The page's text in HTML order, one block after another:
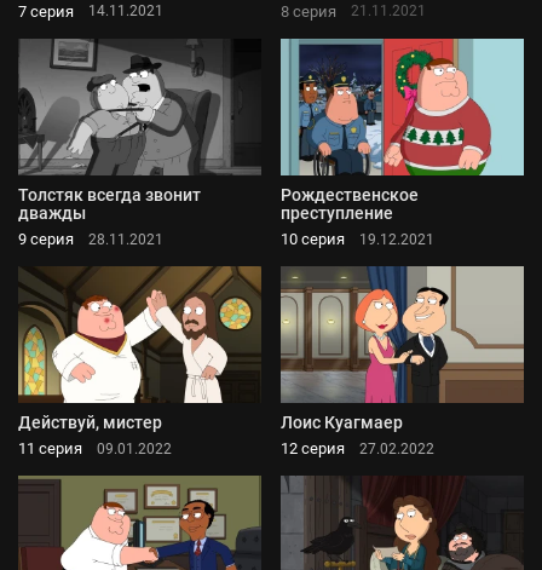
7 серия 14.11.2021 8 серия 21.11.2021
Толстяк всегда звонит
дважды
9 серия 28.11.2021
Рождественское
преступление
10 серия 19.12.2021
Действуй, мистер
11 серия 09.01.2022
Лоис Куагмаер
12 серия 27.02.2022